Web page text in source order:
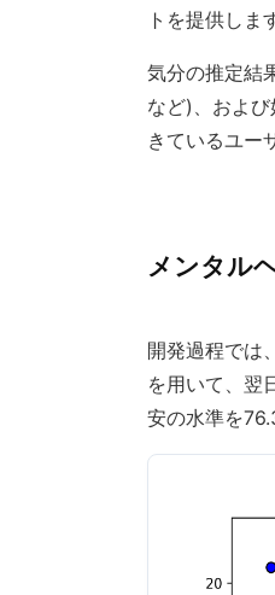
トを提供しま
気分の推定結
など)、およ
きているユー
メンタル
開発過程では
を用いて、翌
安の水準を